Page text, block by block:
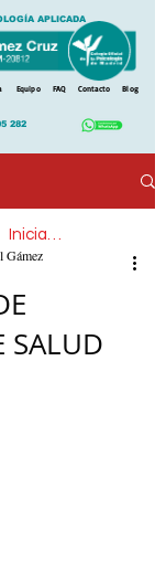
APLICADA
Equipo FAQ Contacto Blog
282
SALUD
Gámez
Iniciar sesión